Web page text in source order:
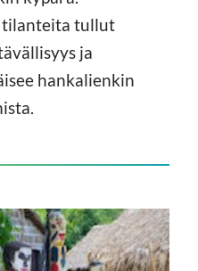
tilanteita tullut
ja
hankalienkin